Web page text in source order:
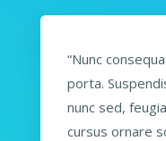
“Nunc
porta.
nunc sed,
cursus ornare